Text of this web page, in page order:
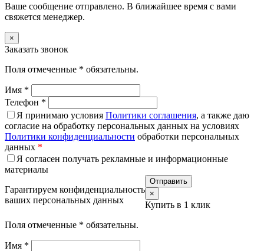
Ваше сообщение отправлено. В ближайшее время с вами
свяжется менеджер.
×
Заказать звонок
Поля отмеченные * обязательны.
Имя *
Телефон *
Я принимаю условия Политики соглашения, а также даю
согласие на обработку персональных данных на условиях
Политики конфиденциальности обработки персональных
данных *
Я согласен получать рекламные и информационные
материалы
Гарантируем конфиденциальность
ваших персональных данных
×
Купить в 1 клик
Поля отмеченные * обязательны.
Имя *